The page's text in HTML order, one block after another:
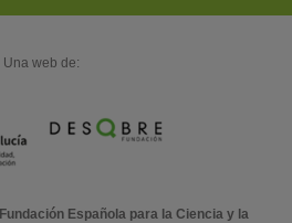
Una web de:
Fundación Española para la Ciencia y la